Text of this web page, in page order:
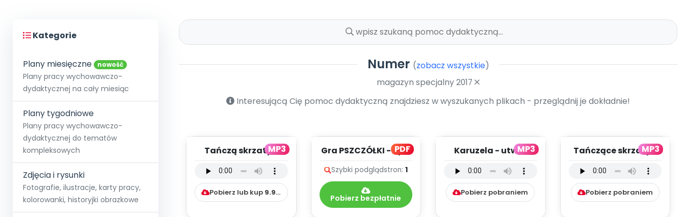
Kategorie
Plany miesięczne nowość
Plany pracy wychowawczo-
dydaktycznej na cały miesiąc
Plany tygodniowe
Plany pracy wychowawczo-
dydaktycznej do tematów
kompleksowych
Zdjęcia i rysunki
Fotografie, ilustracje, karty pracy,
kolorowanki, historyjki obrazkowe
Numer (zobacz wszystkie)
magazyn specjalny 2017
Interesującą Cię pomoc dydaktyczną znajdziesz w wyszukanych plikach - przeglądnij je dokładnie!
MP3
Tańczą skrzaty -
instrumentalny (PD,
mp3)
Pobierz lub kup 9.99 zł
PDF
Gra PSZCZÓŁKI - opis
Szybki podglądstron: 1
Pobierz bezpłatnie
MP3
Karuzela - utwór
mp3)
Pobierz pobraniem
MP3
Tańczące skrzaty -
instrumentalny (PD,
mp3)
Pobierz pobraniem